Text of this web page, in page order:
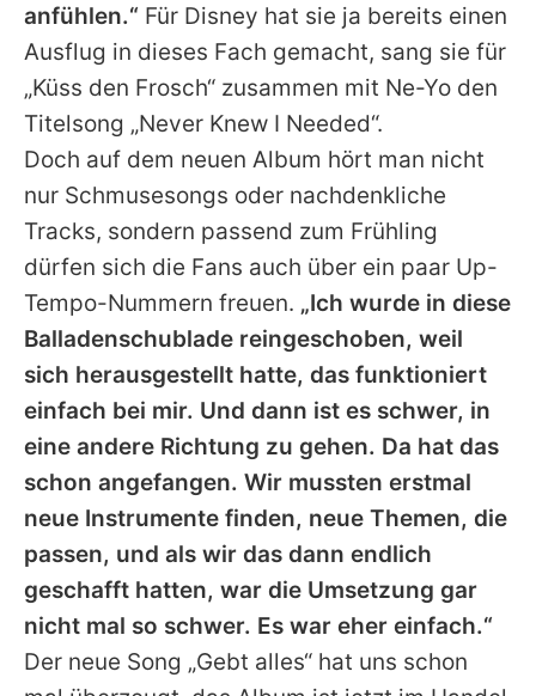
anfühlen.“ Für Disney hat sie ja bereits einen
Ausflug in dieses Fach gemacht, sang sie für
„Küss den Frosch“ zusammen mit Ne-Yo den
Titelsong „Never Knew I Needed“.
Doch auf dem neuen Album hört man nicht
nur Schmusesongs oder nachdenkliche
Tracks, sondern passend zum Frühling
dürfen sich die Fans auch über ein paar Up-
Tempo-Nummern freuen. „Ich wurde in diese
Balladenschublade reingeschoben, weil
sich herausgestellt hatte, das funktioniert
einfach bei mir. Und dann ist es schwer, in
eine andere Richtung zu gehen. Da hat das
schon angefangen. Wir mussten erstmal
neue Instrumente finden, neue Themen, die
passen, und als wir das dann endlich
geschafft hatten, war die Umsetzung gar
nicht mal so schwer. Es war eher einfach.“
Der neue Song „Gebt alles“ hat uns schon